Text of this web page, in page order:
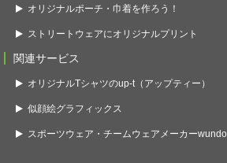
オリジナルポーチ・巾着を作ろう！
ストリートウェアにオリジナルプリント
関連サービス
オリジナルTシャツのup-t（アップティー）
似顔絵グラフィックス
スポーツウェア・チームウェアメーカー